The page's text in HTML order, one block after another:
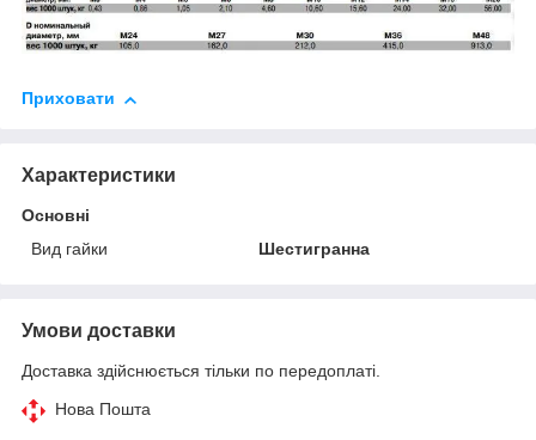
Приховати
Характеристики
Основні
Вид гайки
Шестигранна
Умови доставки
Доставка здійснюється тільки по передоплаті.
Нова Пошта